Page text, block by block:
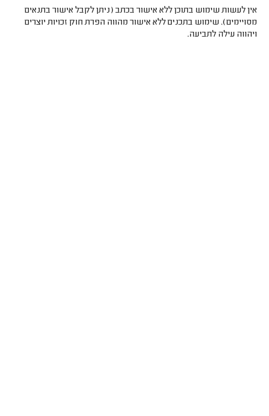
אין לעשות שימוש בתוכן ללא אישור בכתב (ניתן לקבל אישור בתנאים
מסויימים). שימוש בתכנים ללא אישור מהווה הפרת חוק זכויות יוצרים
ויהווה עילה לתביעה.